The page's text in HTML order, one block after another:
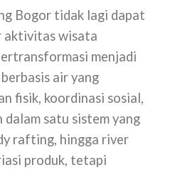
Bogor tidak lagi dapat
aktivitas wisata
menjadi
air yang
fisik, koordinasi sosial,
dalam satu sistem yang
rafting, hingga river
produk, tetapi